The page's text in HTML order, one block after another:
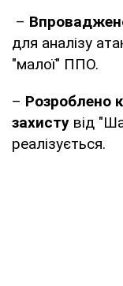
–
для аналізу
"малої" ППО.
– Розроблено
захисту від
реалізується.